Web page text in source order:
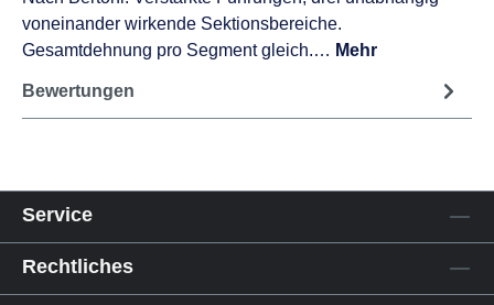
voneinander wirkende Sektionsbereiche.
Gesamtdehnung pro Segment gleich.… Mehr
Bewertungen
Service
Rechtliches